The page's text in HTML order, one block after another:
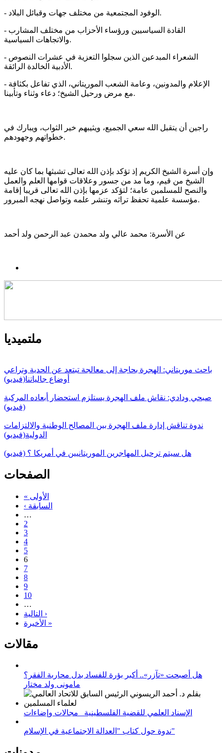
- الوفود المجتمعية من مختلف جھات وقبائل البلاد.
- القادة السياسيين و⁠رؤساء الأحزاب من مختلف المشارب
والاتجاهات السياسية.
- الشعراء المبدعين الذين سجلوا التعزية في عشرات النصوص
الأدبية الخالدة الرائقة.
- الإعلام والمدونين، وعامة الشعب الموريتاني، الذي تفاعل بكثافة
مع مرض ورحيل الشيخ؛ دعاء وثناء وتأبينا.
راجين أن يتقبل الله سعي الجميع، ويثيبهم خير الثواب، ويبارك في
خطواتهم وجهودهم.
وإن أسرة الشيخ الكريم إذ تؤكد بإذن الله تعالى تشبثھا بما كان عليه
الشيخ من قيم، وما مد من جسور وعلاقات قوامھا العلم والعمل
والنصح للمسلمين عامة؛ لتؤكد عزمھا بإذن الله تعالى قريبا إقامة
مؤسسة علمية تحفظ تراثه وتنشر علمه وتواصل نهجه المبرور.
عن الأسرة: محمد عالي ولد محمدن عبد الرحمن ولد أحمد
ملتميديا
باحث موريتاني: الهجرة بحاجة إلى معالجة تبتعد عن الحدية وتراعي
أوضاع جالياتنا(فيديو)
صبحي ودادي: نقاش ملف الهجرة يستلزم استحضار أبعاده المركبة
(فيديو)
ندوة تناقش إدارة ملف الهجرة بين المصالح الوطنية والالتزامات
الدولية(فيديو)
هل سيتم ترحيل المهاجرين الموريتانيين في أمريكا ؟ (فيديو)
الصفحات
« الأولى
‹ السابقة
…
2
3
4
5
6
7
8
9
10
…
التالية ›
الأخيرة »
مقالات
هل أصبحت «تآزر».. أكبر بؤرة للفساد بدل محاربة الفقر؟
مامونى ولد مختار
الإسناد العلمي للقضية الفلسطينية_ مجالات وإضاءات
ندوة حول كتاب "العدالة الاجتماعية في الإسلام"